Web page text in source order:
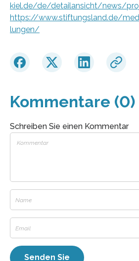
kiel.de/de/detailansicht/news/
https://www.stiftungsland.de/
lungen/
Kommentare (0)
Schreiben Sie einen Kommentar